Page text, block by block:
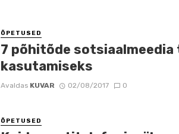
ÕPETUSED
7 põhitõde
kasutamiseks
Avaldas KUVAR 02/08/2017 0
ÕPETUSED